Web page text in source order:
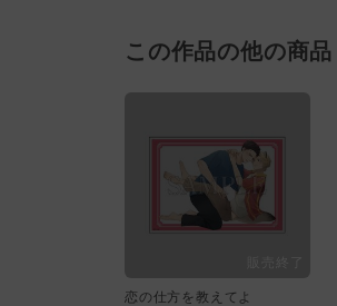
この作品の他の商品
恋の仕方を教えてよ